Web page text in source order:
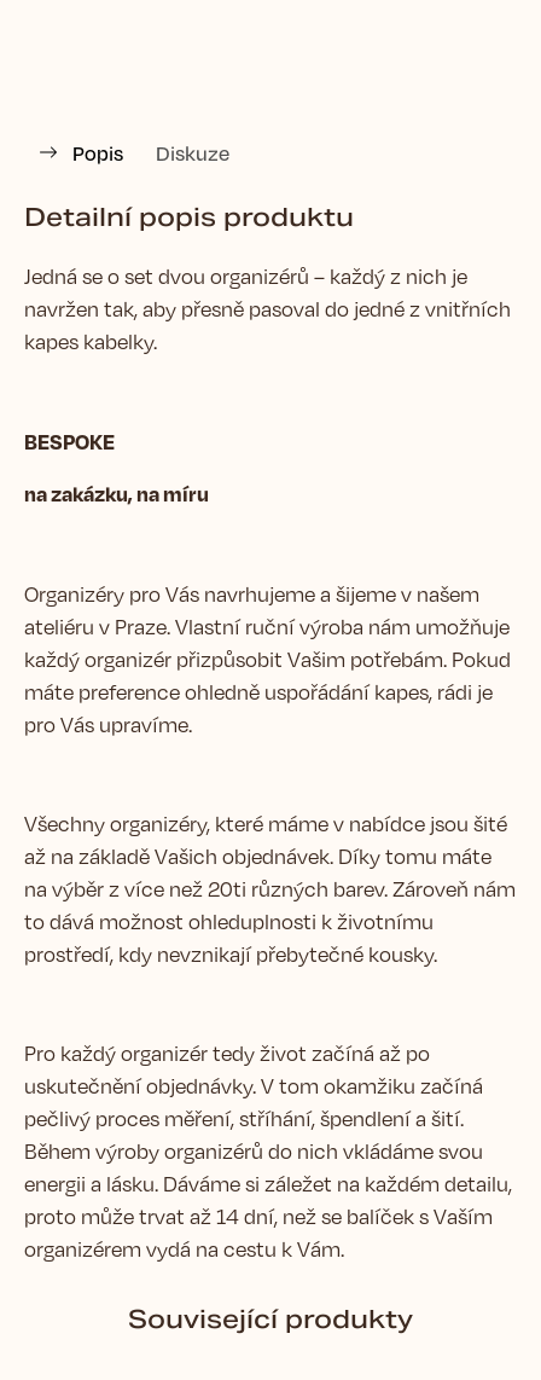
Popis Diskuze
Detailní popis produktu
Jedná se o set dvou organizérů – každý z nich je
navržen tak, aby přesně pasoval do jedné z vnitřních
kapes kabelky.
BESPOKE
na zakázku, na míru
Organizéry pro Vás navrhujeme a šijeme v našem
ateliéru v Praze. Vlastní ruční výroba nám umožňuje
každý organizér přizpůsobit Vašim potřebám. Pokud
máte preference ohledně uspořádání kapes, rádi je
pro Vás upravíme.
Všechny organizéry, které máme v nabídce jsou šité
až na základě Vašich objednávek. Díky tomu máte
na výběr z více než 20ti různých barev. Zároveň nám
to dává možnost ohleduplnosti k životnímu
prostředí, kdy nevznikají přebytečné kousky.
Pro každý organizér tedy život začíná až po
uskutečnění objednávky. V tom okamžiku začíná
pečlivý proces měření, stříhání, špendlení a šití.
Během výroby organizérů do nich vkládáme svou
energii a lásku. Dáváme si záležet na každém detailu,
proto může trvat až 14 dní, než se balíček s Vaším
organizérem vydá na cestu k Vám.
Související produkty